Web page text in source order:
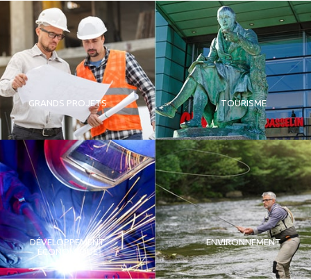
GRANDS PROJETS TOURISME
DÉVELOPPEMENT
ÉCONOMIQUE
ENVIRONNEMENT